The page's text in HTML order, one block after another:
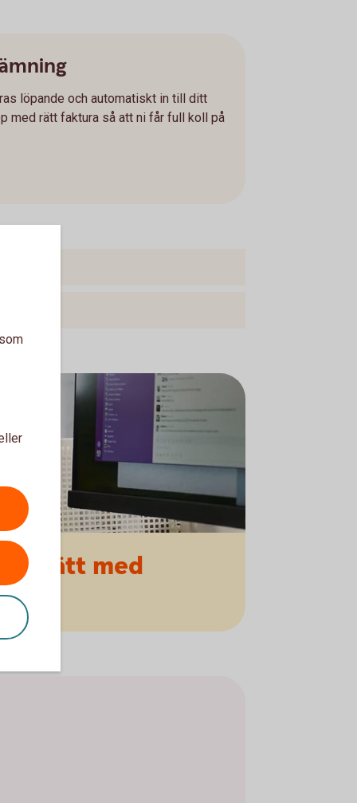
löpande och automatiskt in till ditt
med rätt faktura så att ni får full koll på
sätt med